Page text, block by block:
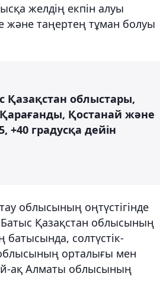
желдің екпін алуы
және таңертең тұман болуы
облыстары,
Қостанай және
+40 градусқа дейін
облысының оңтүстігінде
Қазақстан облысының
солтүстік-
орталығы мен
ақ Алматы облысының